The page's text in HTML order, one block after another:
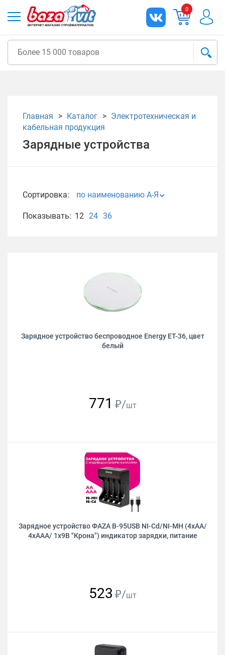
0
Главная Каталог
Электротехническая и
кабельная продукция
Зарядные устройства
Сортировка: по наименованию А-Я
Показывать: 12 24 36
Зарядное устройство беспроводное Energy ET-36, цвет
белый
771 ₽/шт
Зарядное устройство ФAZA B-95USB NI-Cd/NI-MH (4xAA/
4xAAA/ 1х9В "Крона") индикатор зарядки, питание
523 ₽/шт